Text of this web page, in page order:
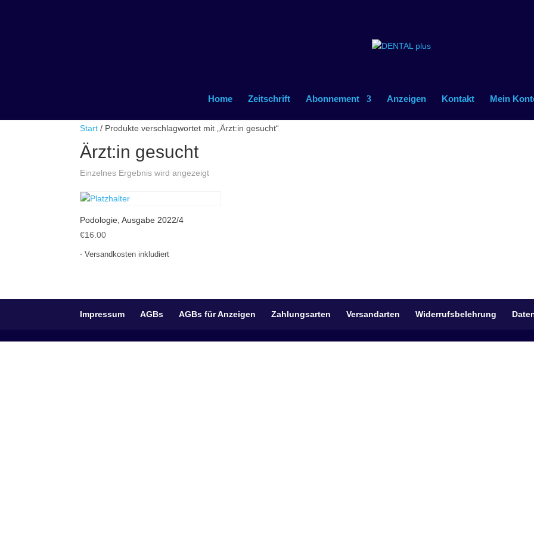
Home Zeitschrift Abonnement Anzeigen Kontakt Mein
Start / Produkte verschlagwortet mit „Ärzt:in gesucht“
Ärzt:in gesucht
Einzelnes Ergebnis wird angezeigt
Podologie, Ausgabe 2022/4
€16.00
- Versandkosten inkludiert
Impressum AGBs AGBs für Anzeigen Zahlungsarten Versandarten Widerrufsbelehrung